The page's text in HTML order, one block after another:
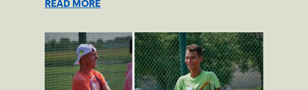
READ MORE